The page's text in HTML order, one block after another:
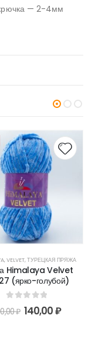
— 2-4мм
,VELVET,ТУРЕЦКАЯ ПРЯЖА
Himalaya Velvet
(ярко-голубой)
out of 5
₽ 140,00₽